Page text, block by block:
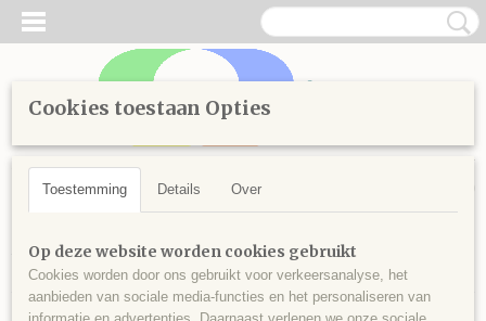
Inloggen Registreren
UW WINKELWAGEN
Home >Diamond Painting> Losse steentjes rond
vanaf 3800>Ronde steentjes nr 3821
Cookies toestaan Opties
Toestemming Details Over
Op deze website worden cookies gebruikt
Cookies worden door ons gebruikt voor verkeersanalyse, het
aanbieden van sociale media-functies en het personaliseren van